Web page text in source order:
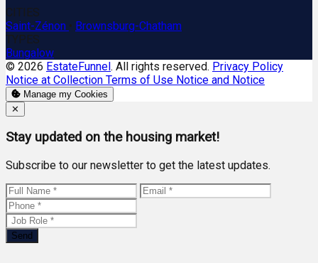
CITIES
Saint-Zénon • Brownsburg-Chatham
TYPES
Bungalow
© 2026 EstateFunnel. All rights reserved. Privacy Policy
Notice at Collection Terms of Use Notice and Notice
Manage my Cookies
Close
✕
Stay updated on the housing market!
Subscribe to our newsletter to get the latest updates.
Send